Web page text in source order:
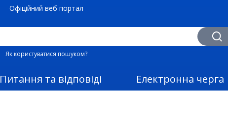
Офіційний веб портал
Як користуватися пошуком?
Питання та відповіді Електронна черга